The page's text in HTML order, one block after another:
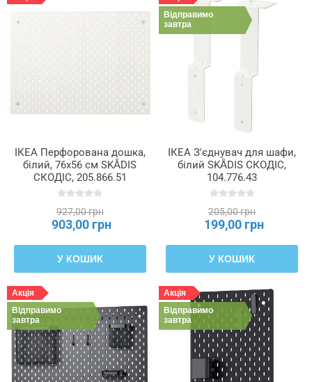
ІКЕА Перфорована дошка,
білий, 76x56 см SKÅDIS
СКОДІС, 205.866.51
927,00 грн
903,00 грн
У КОШИК
Відправимо
завтра
ІКЕА З'єднувач для шафи,
білий SKÅDIS СКОДІС,
104.776.43
205,00 грн
199,00 грн
У КОШИК
Акція
Відправимо
завтра
Акція
Відправимо
завтра